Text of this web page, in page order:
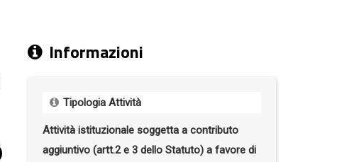
Informazioni
Tipologia Attività
Attività istituzionale soggetta a contributo
aggiuntivo (artt.2 e 3 dello Statuto) a favore di